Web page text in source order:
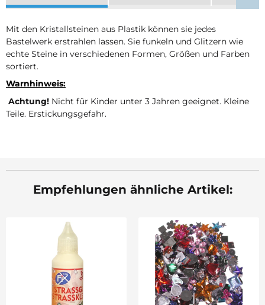
Mit den Kristallsteinen aus Plastik können sie jedes
Bastelwerk erstrahlen lassen. Sie funkeln und Glitzern wie
echte Steine in verschiedenen Formen, Größen und Farben
sortiert.
Warnhinweis:
Achtung! Nicht für Kinder unter 3 Jahren geeignet. Kleine
Teile. Erstickungsgefahr.
Empfehlungen ähnliche Artikel: